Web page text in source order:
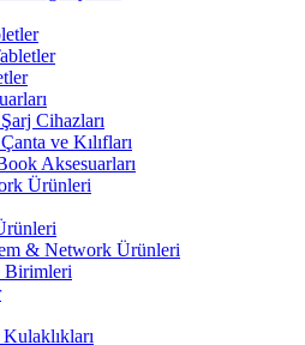
Cihazları
ve Kılıfları
Aksesuarları
Ürünleri
& Network Ürünleri
Birimleri